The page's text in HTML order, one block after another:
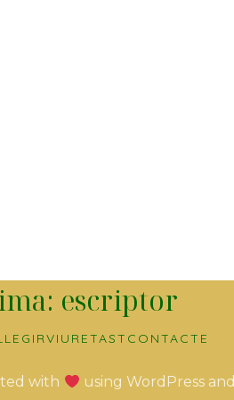
escriptor
VIURETAST CONTACTE
with using WordPress and